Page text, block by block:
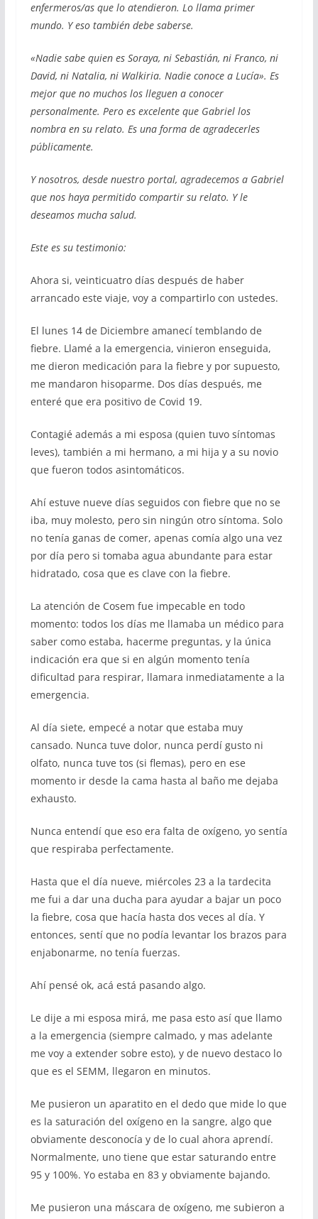
enfermeros/as que lo atendieron. Lo llama primer
mundo. Y eso también debe saberse.
«Nadie sabe quien es Soraya, ni Sebastián, ni Franco, ni
David, ni Natalia, ni Walkiria. Nadie conoce a Lucía». Es
mejor que no muchos los lleguen a conocer
personalmente. Pero es excelente que Gabriel los
nombra en su relato. Es una forma de agradecerles
públicamente.
Y nosotros, desde nuestro portal, agradecemos a Gabriel
que nos haya permitido compartir su relato. Y le
deseamos mucha salud.
Este es su testimonio:
Ahora si, veinticuatro días después de haber
arrancado este viaje, voy a compartirlo con ustedes.
El lunes 14 de Diciembre amanecí temblando de
fiebre. Llamé a la emergencia, vinieron enseguida,
me dieron medicación para la fiebre y por supuesto,
me mandaron hisoparme. Dos días después, me
enteré que era positivo de Covid 19.
Contagié además a mi esposa (quien tuvo síntomas
leves), también a mi hermano, a mi hija y a su novio
que fueron todos asintomáticos.
Ahí estuve nueve días seguidos con fiebre que no se
iba, muy molesto, pero sin ningún otro síntoma. Solo
no tenía ganas de comer, apenas comía algo una vez
por día pero si tomaba agua abundante para estar
hidratado, cosa que es clave con la fiebre.
La atención de Cosem fue impecable en todo
momento: todos los días me llamaba un médico para
saber como estaba, hacerme preguntas, y la única
indicación era que si en algún momento tenía
dificultad para respirar, llamara inmediatamente a la
emergencia.
Al día siete, empecé a notar que estaba muy
cansado. Nunca tuve dolor, nunca perdí gusto ni
olfato, nunca tuve tos (si flemas), pero en ese
momento ir desde la cama hasta al baño me dejaba
exhausto.
Nunca entendí que eso era falta de oxígeno, yo sentía
que respiraba perfectamente.
Hasta que el día nueve, miércoles 23 a la tardecita
me fui a dar una ducha para ayudar a bajar un poco
la fiebre, cosa que hacía hasta dos veces al día. Y
entonces, sentí que no podía levantar los brazos para
enjabonarme, no tenía fuerzas.
Ahí pensé ok, acá está pasando algo.
Le dije a mi esposa mirá, me pasa esto así que llamo
a la emergencia (siempre calmado, y mas adelante
me voy a extender sobre esto), y de nuevo destaco lo
que es el SEMM, llegaron en minutos.
Me pusieron un aparatito en el dedo que mide lo que
es la saturación del oxígeno en la sangre, algo que
obviamente desconocía y de lo cual ahora aprendí.
Normalmente, uno tiene que estar saturando entre
95 y 100%. Yo estaba en 83 y obviamente bajando.
Me pusieron una máscara de oxígeno, me subieron a